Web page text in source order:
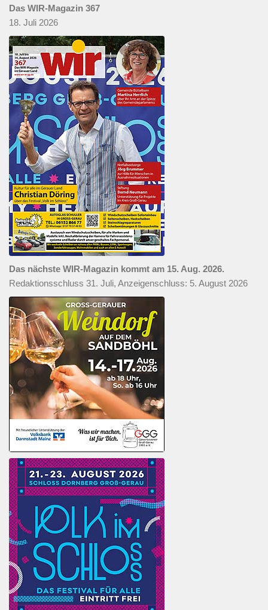
Das WIR-Magazin 367
18. Juli 2026
Das nächste WIR-Magazin kommt am 15. Aug. 2026.
Redaktionsschluss 31. Juli, Anzeigenschluss: 5. August 2026